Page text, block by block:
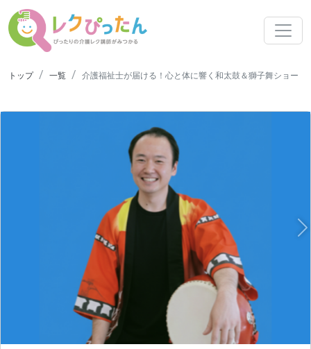
トップ 一覧 介護福祉士が届ける！心と体に響く和太鼓＆獅子舞ショー